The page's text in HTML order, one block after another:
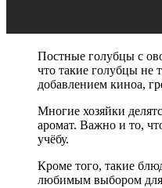
Постные голубцы с
что такие голубцы не
добавлением киноа,
Многие хозяйки
аромат. Важно и то,
учёбу.
Кроме того, такие
любимым выбором